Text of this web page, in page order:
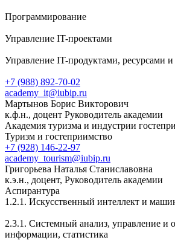
Программирование
Управление IT-проектами
Управление IT-продуктами, ресурсами
+7 (988) 892-70-02
academy_it@iubip.ru
Мартынов Борис Викторович
к.ф.н., доцент Руководитель академии
Академия туризма и индустрии
Туризм и гостеприимство
+7 (928) 146-22-97
academy_tourism@iubip.ru
Григорьева Наталья Станиславовна
к.э.н., доцент, Руководитель академии
Аспирантура
1.2.1. Искусственный интеллект и
2.3.1. Системный анализ, управление и
информации, статистика